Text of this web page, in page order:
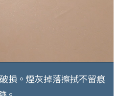
損。煙灰掉落擦拭不留痕